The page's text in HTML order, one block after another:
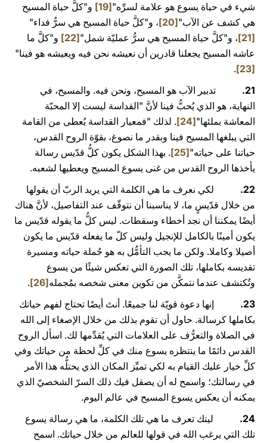
شيء في حياة يسوع هو علامة لسرِّه"[19]
و"كلَّ حياة المسيح
هي كشف عن الآب"[20]
، و"كلَّ حياة المسيح هي سرُّ فداء"
[21]
، و"كلَّ حياة المسيح هي سرُّ عمليّة شمل"[22]
و"كلَّ ما
عاشه المسيح يجعلنا قادرين أن نعيشه نحن فيه ويعيشه هو فينا"
[23]
.
21.
تدبير الآب هو المسيح، ونحن فيه. والمسيح، في
النهاية، هو الذي يُحبُّ فينا لأنَّ "القداسة ليست إلا المحبّة
المعاشة بملئها"[24]
. لذلك "فمعيار القداسة يُعطى من القامة
التي يبلغها المسيح فينا وبقدر ما نصوغ، بقوّة الروح القدس،
حياتنا على حياته"[25]
. بهذا الشكل يكون كلُّ قدّيس رسالة
يأخذها الروح القدس من غنى يسوع المسيح ويعطيها لشعبه.
22.
لكي نعرف ما هي الكلمة التي يريد الربّ أن يقولها
من خلال قدّيسٍ ما، لا يناسبنا أن نتوقّف عند التفاصيل، لأنَّ هناك
أيضًا يمكننا أن نجد أخطاء وسقطات. ليس كلُّ ما يقوله قدّيس ما
يكون أمينًا بالكامل للإنجيل وليس كلّ ما يفعله قدّيس ما يكون
أصيلا وكاملا. ولكن ما يجب التأمُّل به هو جُملة حياته ومسيرة
تقديسه بكاملها، تلك الصورة التي تعكس شيئًا من يسوع
وتُكتشف عندما نتمكَّن من تكوين معنى شخصه بمُجمله[26]
.
23.
إنها دعوة قويّة لنا جميعًا. أنتَ أيضًا تحتاج لفهم حياتك
بكاملها كرسالة. حاول أن تقوم بذلك من خلال الإصغاء إلى الله
في الصلاة والتعرُّف على العلامات التي يُقدِّمها لك. اسأل الروح
القدس دائمًا ما ينتظره يسوع منك في كلِّ لحظة من حياتك وفي
كلِّ خيار عليك القيام به لكي تميِّز المكان الذي يحتلُّه هذا الأمر
في رسالتك؛ واسمح له أن يصقل فيك ذلك السرّ الشخصيّ الذي
يمكنه أن يعكس يسوع المسيح في عالم اليوم.
24.
ليتك تعرف ما هي تلك الكلمة، ما هي رسالة يسوع
تلك التي يرغب الله في قولها للعالم من خلال حياتك. اسمح